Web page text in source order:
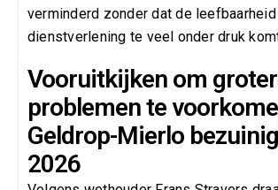
verminderd zonder dat de
dienstverlening te veel onder druk
Vooruitkijken om
problemen te
Geldrop-Mierlo
2026